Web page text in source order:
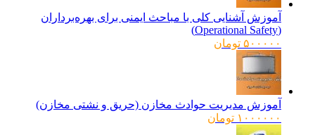
آموزش آشنایی کلی با مباحث ایمنی برای بهره‌برداران
۵۰۰۰۰۰ تومان
آموزش مدیریت حوادث مخازن (حریق و نشتی مخازن)
۱۰۰۰۰۰۰ تومان